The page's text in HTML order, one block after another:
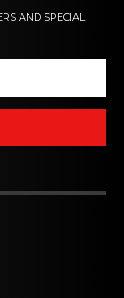
AND SPECIAL